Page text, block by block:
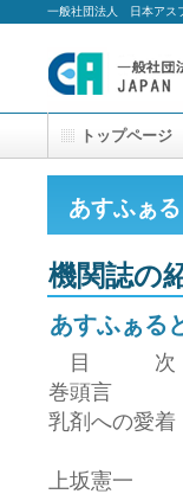
一般社団法人 日本アス
あすふぁ
機関誌の
あすふぁる
目 次
巻頭言
乳剤への愛着
・
上坂憲一
トップページ